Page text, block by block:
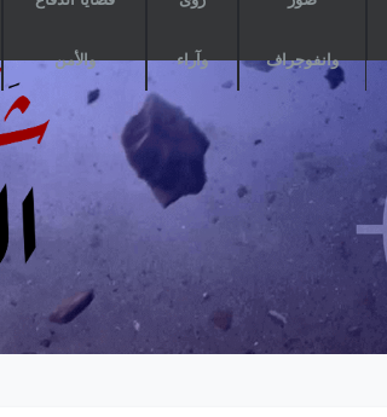
وانفوجراف وآراء والأمن